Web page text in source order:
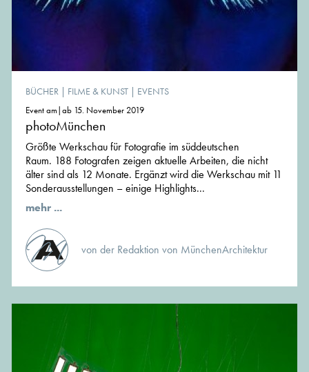
BÜCHER | FILME & KUNST | EVENTS
Event am|ab 15. November 2019
photoMünchen
Größte Werkschau für Fotografie im süddeutschen
Raum. 188 Fotografen zeigen aktuelle Arbeiten, die nicht
älter sind als 12 Monate. Ergänzt wird die Werkschau mit 11
Sonderausstellungen – einige Highlights...
mehr ...
von der Redaktion von MünchenArchitektur